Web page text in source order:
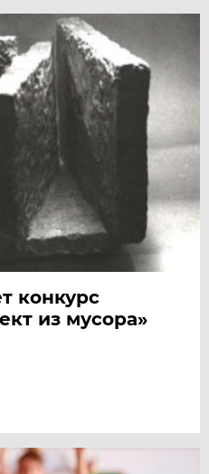
конкурс
из мусора»